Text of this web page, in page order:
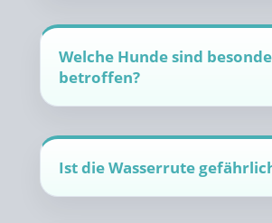
Welche Hunde sind
betroffen?
Ist die Wasserrute